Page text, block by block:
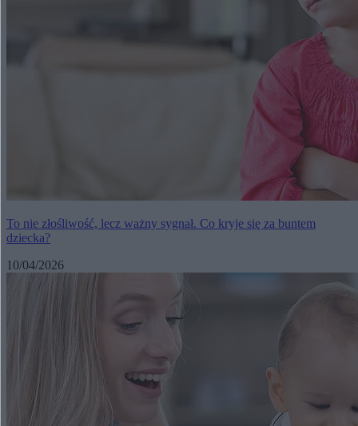
To nie złośliwość, lecz ważny sygnał. Co kryje się za buntem
dziecka?
10/04/2026